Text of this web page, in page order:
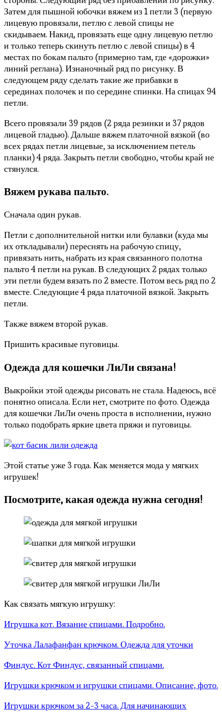
Затем для пышной юбочки вяжем из 1 петли 3 (первую
лицевую провязали, петлю с левой спицы не
скидываем. Накид, провязать еще одну лицевую петлю
и только теперь скинуть петлю с левой спицы) в 4
местах по бокам пальто (примерно там, где «дорожки»
линий реглана). Изнаночный ряд по рисунку. В
следующем ряду сделать такие же прибавки в
серединах полочек и по середине спинки. На спицах 94
петли.
Всего провязали 39 рядов (2 ряда резинки и 37 рядов
лицевой гладью). Дальше вяжем платочной вязкой (во
всех рядах петли лицевые, за исключением петель
планки) 4 ряда. Закрыть петли свободно, чтобы край не
стянулся.
Вяжем рукава пальто.
Сначала один рукав.
Петли с дополнительной нитки или булавки (куда мы
их откладывали) переснять на рабочую спицу,
привязать нить, набрать из края связанного полотна
пальто 4 петли на рукав. В следующих 2 рядах только
эти петли будем вязать по 2 вместе. Потом весь ряд по 2
вместе. Следующие 4 ряда платочной вязкой. Закрыть
петли.
Также вяжем второй рукав.
Пришить красивые пуговицы.
Одежда для кошечки ЛиЛи связана!
Выкройки этой одежды рисовать не стала. Надеюсь, всё
понятно описала. Если нет, смотрите по фото. Одежда
для кошечки ЛиЛи очень проста в исполнении, нужно
только подобрать яркие цвета пряжи и пуговицы.
Этой статье уже 3 года. Как меняется мода у мягких
игрушек!
Посмотрите, какая одежда нужна сегодня!
Как связать мягкую игрушку:
Игрушка кот. Вязание спицами. Подробно.
Уточка Лалафанфан крючком. Одежда для уточки
Финдус. Кот Финдус, связанный спицами.
Игрушки крючком и игрушки спицами. Описание, фото.
Игрушки крючком за 2-3 часа. Для начинающих